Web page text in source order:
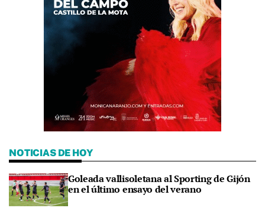
NOTICIAS DE HOY
Goleada vallisoletana al Sporting de Gijón
en el último ensayo del verano